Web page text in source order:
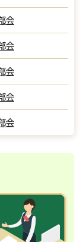
会
会
会
会
会